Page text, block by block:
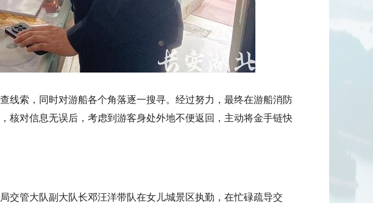
索，同时对游船各个角落逐一搜寻。经过努力，最终在游船消防
核对信息无误后，考虑到游客身处外地不便返回，主动将金手链快
管大队副大队长邓汪洋带队在女儿城景区执勤，在忙碌疏导交